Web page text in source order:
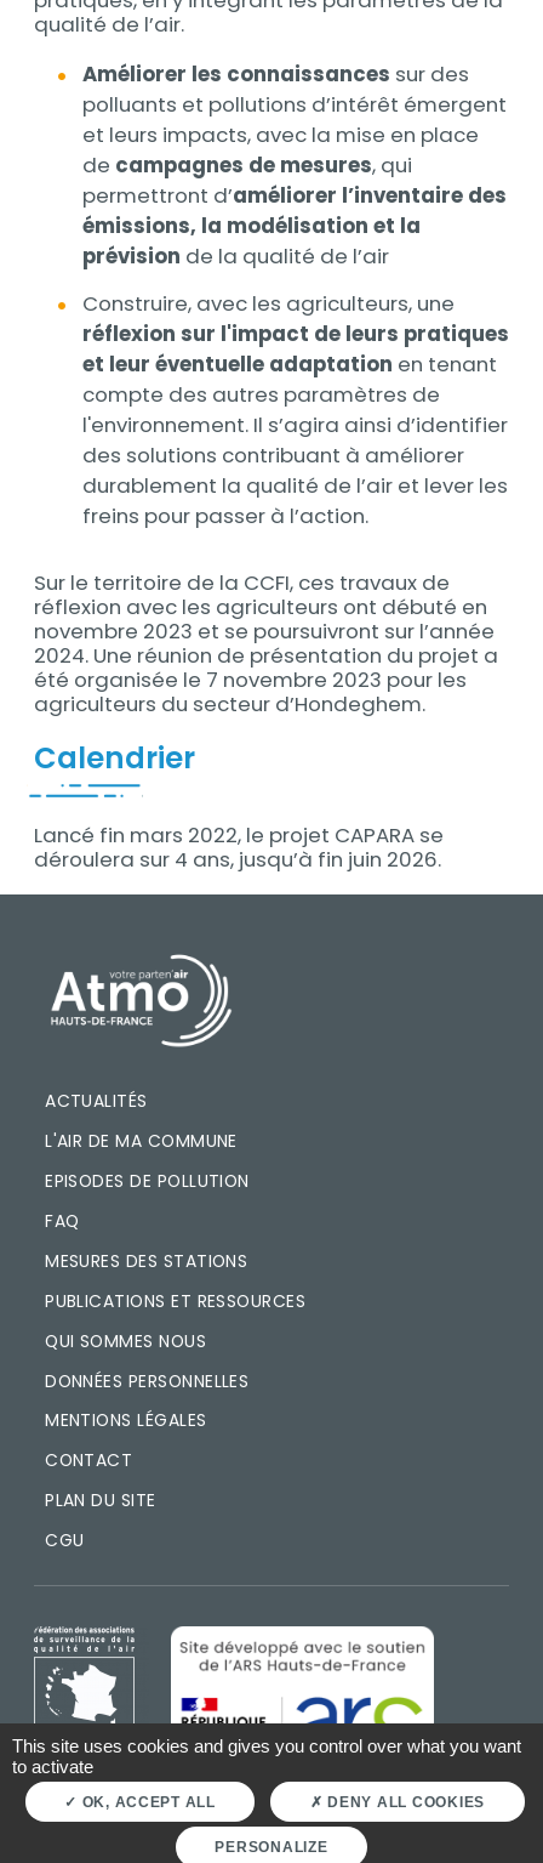
qualité de l’air.
Améliorer les connaissances sur des
polluants et pollutions d’intérêt émergent
et leurs impacts, avec la mise en place
de campagnes de mesures, qui
permettront d’améliorer l’inventaire des
émissions, la modélisation et la
prévision de la qualité de l’air
Construire, avec les agriculteurs, une
réflexion sur l'impact de leurs pratiques
et leur éventuelle adaptation en tenant
compte des autres paramètres de
l'environnement. Il s’agira ainsi d’identifier
des solutions contribuant à améliorer
durablement la qualité de l’air et lever les
freins pour passer à l’action.
Sur le territoire de la CCFI, ces travaux de
réflexion avec les agriculteurs ont débuté en
novembre 2023 et se poursuivront sur l’année
2024. Une réunion de présentation du projet a
été organisée le 7 novembre 2023 pour les
agriculteurs du secteur d’Hondeghem.
Calendrier
Lancé fin mars 2022, le projet CAPARA se
déroulera sur 4 ans, jusqu’à fin juin 2026.
PIED DE PAGE
ACTUALITÉS
L'AIR DE MA COMMUNE
EPISODES DE POLLUTION
FAQ
MESURES DES STATIONS
PUBLICATIONS ET RESSOURCES
QUI SOMMES NOUS
DONNÉES PERSONNELLES
MENTIONS LÉGALES
CONTACT
PLAN DU SITE
CGU
IMAGE IMAGE
This site uses cookies and gives you control over what you want
to activate
OK, ACCEPT ALL DENY ALL COOKIES
PERSONALIZE